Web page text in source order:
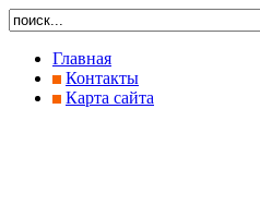
Главная
Контакты
Карта сайта